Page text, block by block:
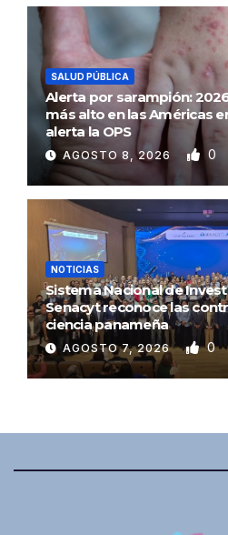
SALUD PÚBLICA
Alerta por sarampión:
más alto en las Américas
alerta la OPS
AGOSTO 8, 2026 0
NOTICIAS
Sistema Nacional de
Senacyt reconoce las
ciencia panameña
AGOSTO 7, 2026 0